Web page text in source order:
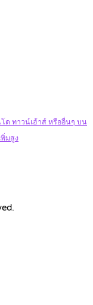
ด ทาวน์เฮ้าส์ หรืออื่นๆ บน
พิ่มสูง